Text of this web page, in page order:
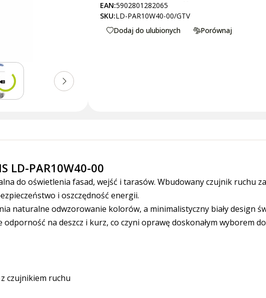
EAN:5902801282065
SKU:LD-PAR10W40-00/GTV
Dodaj do ulubionych
Porównaj
LD-PAR10W40-00
do oświetlenia fasad, wejść i tarasów. Wbudowany czujnik ruchu
i oszczędność energii.
naturalne odwzorowanie kolorów, a minimalistyczny biały design
na deszcz i kurz, co czyni oprawę doskonałym wyborem
czujnikiem ruchu